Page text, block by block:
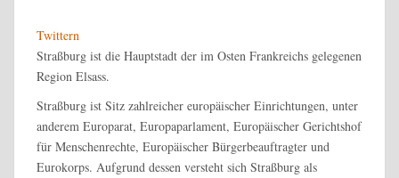
Twittern
Straßburg ist die Hauptstadt der im Osten Frankreichs gelegenen
Region Elsass.
Straßburg ist Sitz zahlreicher europäischer Einrichtungen, unter
anderem Europarat, Europaparlament, Europäischer Gerichtshof
für Menschenrechte, Europäischer Bürgerbeauftragter und
Eurokorps. Aufgrund dessen versteht sich Straßburg als